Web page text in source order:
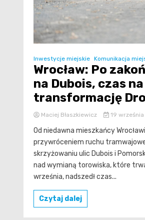
Inwestycje miejskie Komunikacja
Wrocław: Po
na Dubois, czas na
transformację
Maciej Błaszkiewicz 19 września
Od niedawna mieszkańcy
przywróceniem ruchu
skrzyżowaniu ulic Dubois i
nad wymianą torowiska, które
września, nadszedł czas...
Czytaj dalej